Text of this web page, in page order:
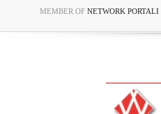
MEMBER OF NETWORK